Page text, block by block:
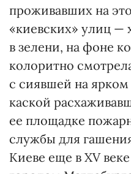
проживавших на
«киевских» улиц —
в зелени, на фоне
колоритно
с сиявшей на
каской
ее площадке
службы для
Киеве еще в XV